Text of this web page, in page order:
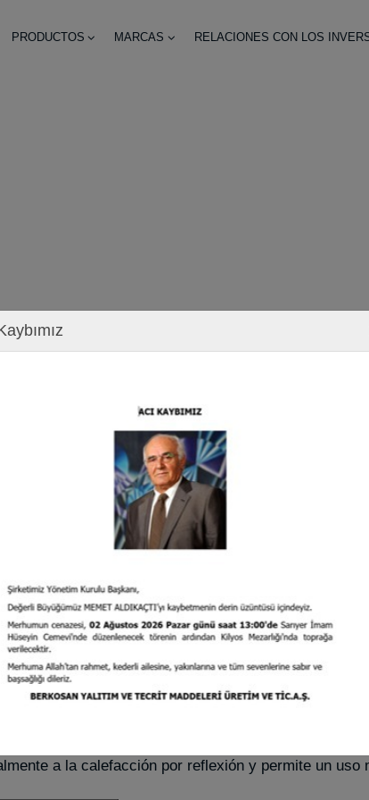
PRODUCTOS MARCAS RELACIONES CON LOS
a la calefacción por reflexión y permite un uso